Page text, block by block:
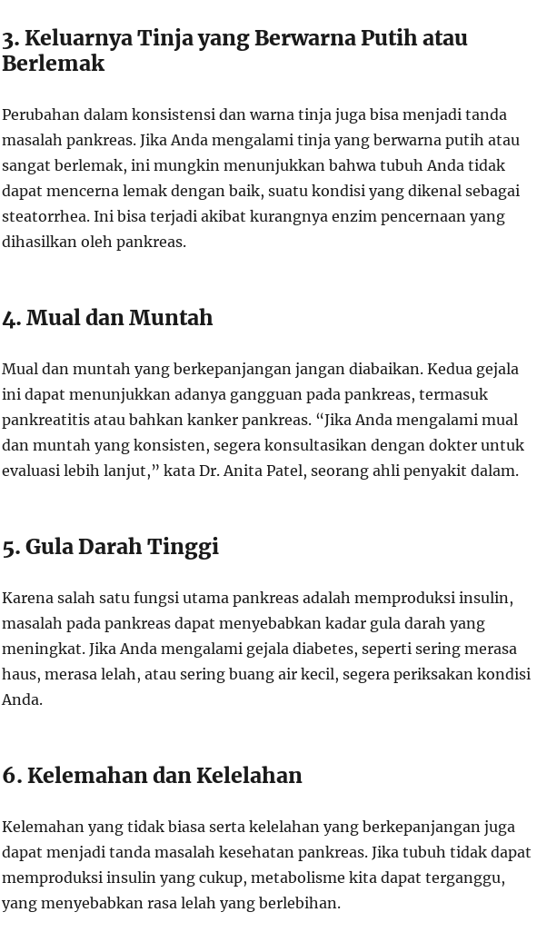
3. Keluarnya Tinja yang Berwarna Putih atau
Berlemak
Perubahan dalam konsistensi dan warna tinja juga bisa menjadi tanda
masalah pankreas. Jika Anda mengalami tinja yang berwarna putih atau
sangat berlemak, ini mungkin menunjukkan bahwa tubuh Anda tidak
dapat mencerna lemak dengan baik, suatu kondisi yang dikenal sebagai
steatorrhea. Ini bisa terjadi akibat kurangnya enzim pencernaan yang
dihasilkan oleh pankreas.
4. Mual dan Muntah
Mual dan muntah yang berkepanjangan jangan diabaikan. Kedua gejala
ini dapat menunjukkan adanya gangguan pada pankreas, termasuk
pankreatitis atau bahkan kanker pankreas. “Jika Anda mengalami mual
dan muntah yang konsisten, segera konsultasikan dengan dokter untuk
evaluasi lebih lanjut,” kata Dr. Anita Patel, seorang ahli penyakit dalam.
5. Gula Darah Tinggi
Karena salah satu fungsi utama pankreas adalah memproduksi insulin,
masalah pada pankreas dapat menyebabkan kadar gula darah yang
meningkat. Jika Anda mengalami gejala diabetes, seperti sering merasa
haus, merasa lelah, atau sering buang air kecil, segera periksakan kondisi
Anda.
6. Kelemahan dan Kelelahan
Kelemahan yang tidak biasa serta kelelahan yang berkepanjangan juga
dapat menjadi tanda masalah kesehatan pankreas. Jika tubuh tidak dapat
memproduksi insulin yang cukup, metabolisme kita dapat terganggu,
yang menyebabkan rasa lelah yang berlebihan.